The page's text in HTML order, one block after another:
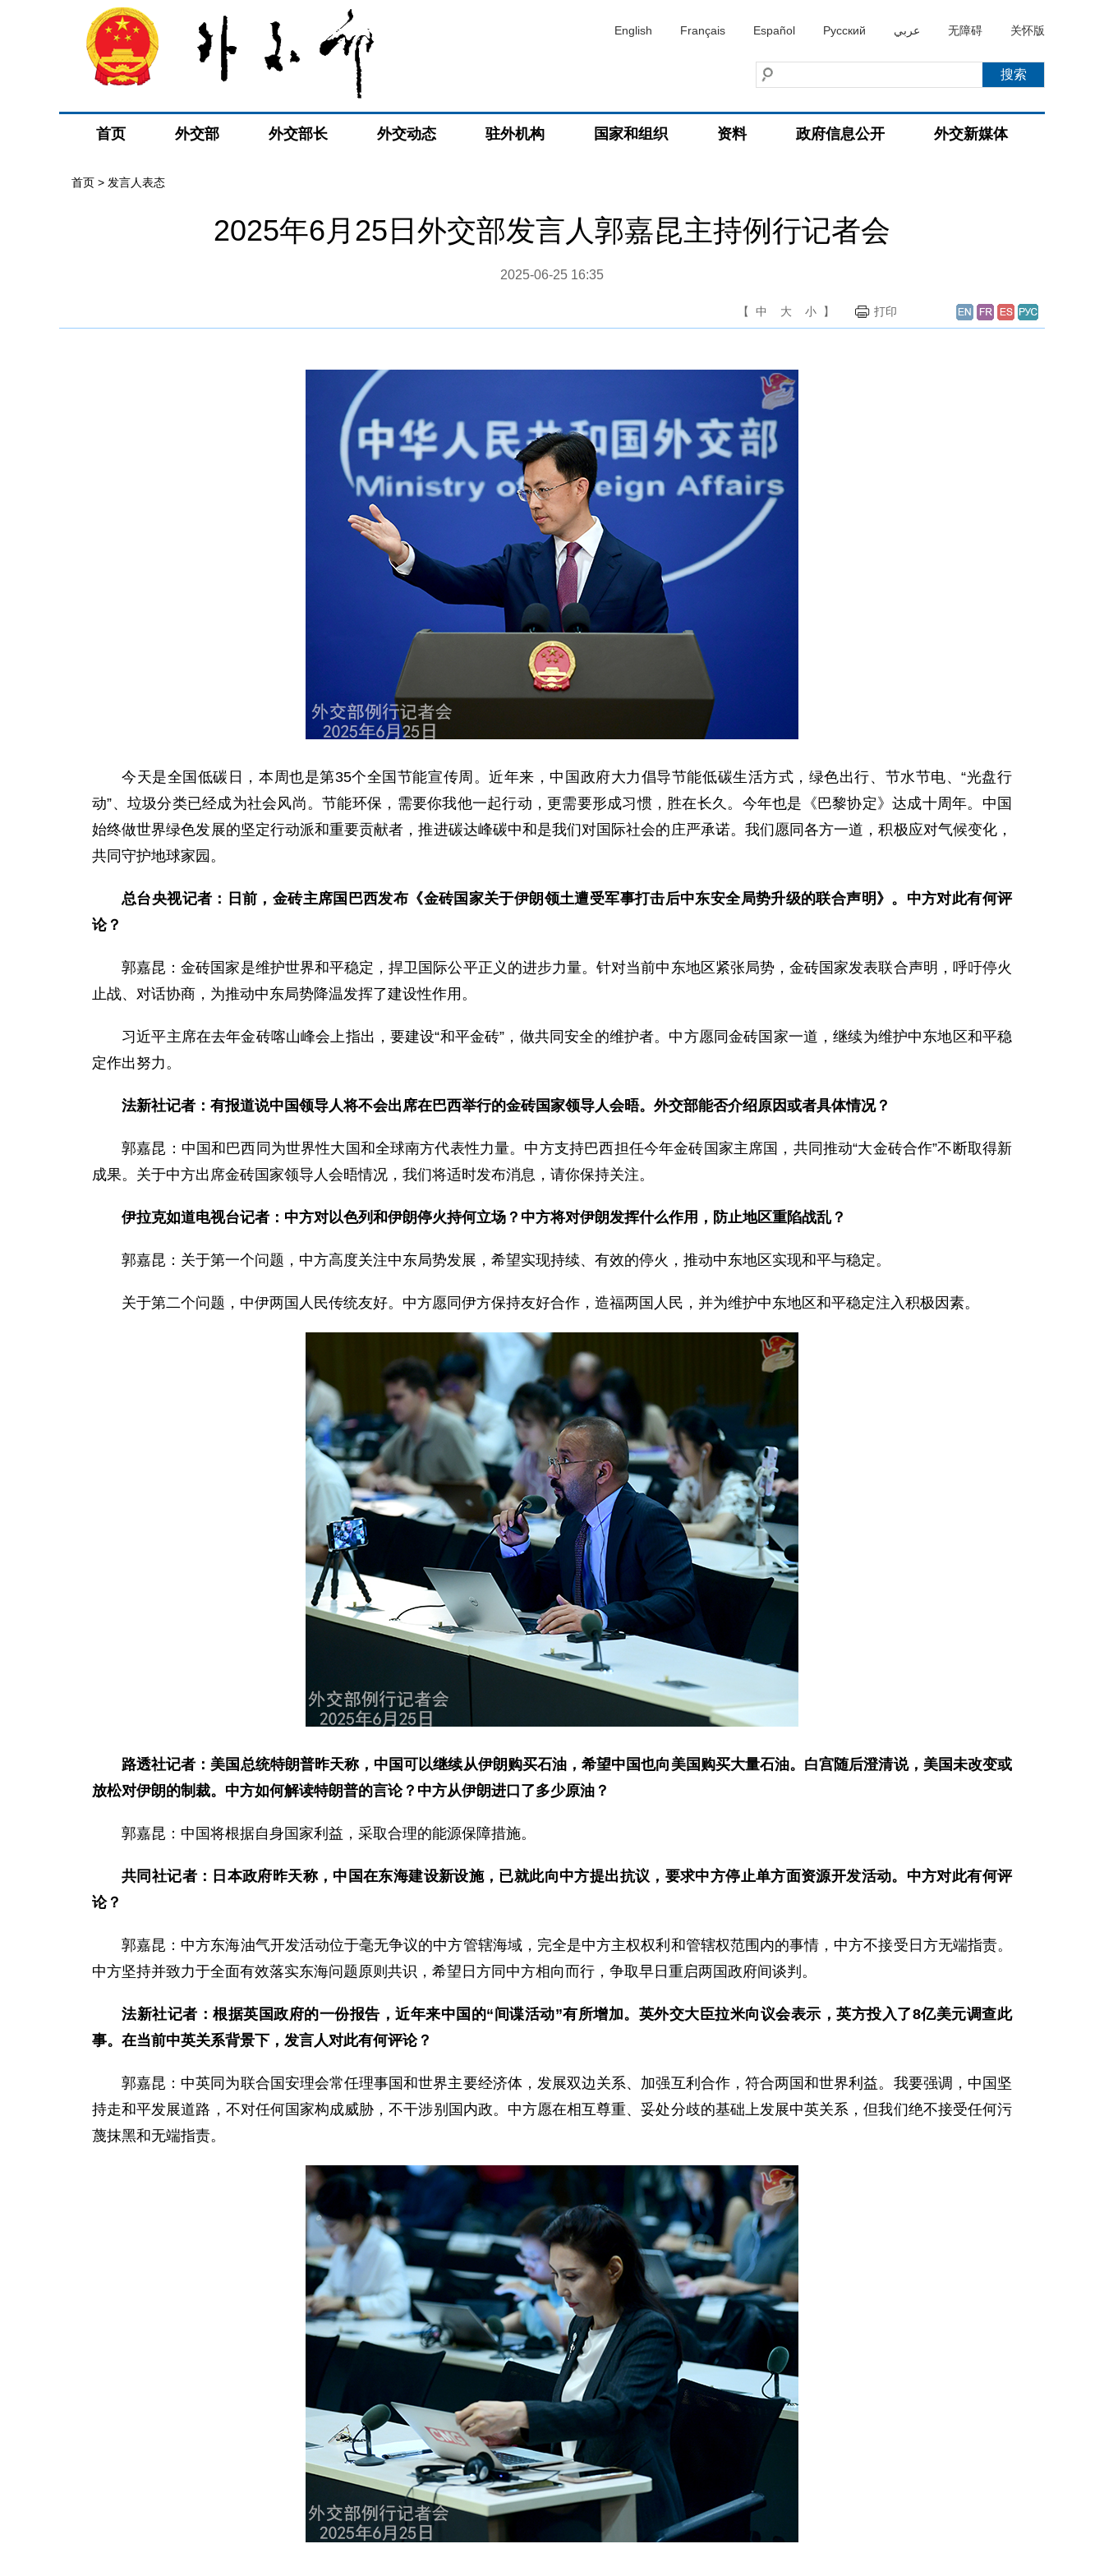
English Français Español Русский عربي 无障碍 关怀版
首页 外交部 外交部长 外交动态 驻外机构 国家和组织 资料 政府信息公开 外交新媒体
首页 > 发言人表态
2025年6月25日外交部发言人郭嘉昆主持例行记者会
2025-06-25 16:35
【 中 大 小 】 打印
今天是全国低碳日，本周也是第35个全国节能宣传周。近年来，中国政府大力倡导节能低碳生活方式，绿色出行、节水节电、“光盘行
动”、垃圾分类已经成为社会风尚。节能环保，需要你我他一起行动，更需要形成习惯，胜在长久。今年也是《巴黎协定》达成十周年。中国
始终做世界绿色发展的坚定行动派和重要贡献者，推进碳达峰碳中和是我们对国际社会的庄严承诺。我们愿同各方一道，积极应对气候变化，
共同守护地球家园。
总台央视记者：日前，金砖主席国巴西发布《金砖国家关于伊朗领土遭受军事打击后中东安全局势升级的联合声明》。中方对此有何评
论？
郭嘉昆：金砖国家是维护世界和平稳定，捍卫国际公平正义的进步力量。针对当前中东地区紧张局势，金砖国家发表联合声明，呼吁停火
止战、对话协商，为推动中东局势降温发挥了建设性作用。
习近平主席在去年金砖喀山峰会上指出，要建设“和平金砖”，做共同安全的维护者。中方愿同金砖国家一道，继续为维护中东地区和平稳
定作出努力。
法新社记者：有报道说中国领导人将不会出席在巴西举行的金砖国家领导人会晤。外交部能否介绍原因或者具体情况？
郭嘉昆：中国和巴西同为世界性大国和全球南方代表性力量。中方支持巴西担任今年金砖国家主席国，共同推动“大金砖合作”不断取得新
成果。关于中方出席金砖国家领导人会晤情况，我们将适时发布消息，请你保持关注。
伊拉克如道电视台记者：中方对以色列和伊朗停火持何立场？中方将对伊朗发挥什么作用，防止地区重陷战乱？
郭嘉昆：关于第一个问题，中方高度关注中东局势发展，希望实现持续、有效的停火，推动中东地区实现和平与稳定。
关于第二个问题，中伊两国人民传统友好。中方愿同伊方保持友好合作，造福两国人民，并为维护中东地区和平稳定注入积极因素。
路透社记者：美国总统特朗普昨天称，中国可以继续从伊朗购买石油，希望中国也向美国购买大量石油。白宫随后澄清说，美国未改变或
放松对伊朗的制裁。中方如何解读特朗普的言论？中方从伊朗进口了多少原油？
郭嘉昆：中国将根据自身国家利益，采取合理的能源保障措施。
共同社记者：日本政府昨天称，中国在东海建设新设施，已就此向中方提出抗议，要求中方停止单方面资源开发活动。中方对此有何评
论？
郭嘉昆：中方东海油气开发活动位于毫无争议的中方管辖海域，完全是中方主权权利和管辖权范围内的事情，中方不接受日方无端指责。
中方坚持并致力于全面有效落实东海问题原则共识，希望日方同中方相向而行，争取早日重启两国政府间谈判。
法新社记者：根据英国政府的一份报告，近年来中国的“间谍活动”有所增加。英外交大臣拉米向议会表示，英方投入了8亿美元调查此
事。在当前中英关系背景下，发言人对此有何评论？
郭嘉昆：中英同为联合国安理会常任理事国和世界主要经济体，发展双边关系、加强互利合作，符合两国和世界利益。我要强调，中国坚
持走和平发展道路，不对任何国家构成威胁，不干涉别国内政。中方愿在相互尊重、妥处分歧的基础上发展中英关系，但我们绝不接受任何污
蔑抹黑和无端指责。